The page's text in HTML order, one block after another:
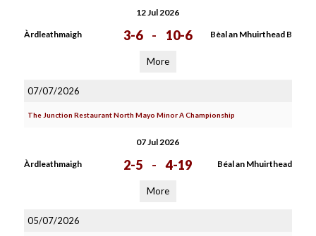
12 Jul 2026
Àrdleathmaigh 3-6 - 10-6 Bèal an Mhuirthead B
More
07/07/2026
The Junction Restaurant North Mayo Minor A Championship
07 Jul 2026
Àrdleathmaigh 2-5 - 4-19 Béal an Mhuirthead
More
05/07/2026